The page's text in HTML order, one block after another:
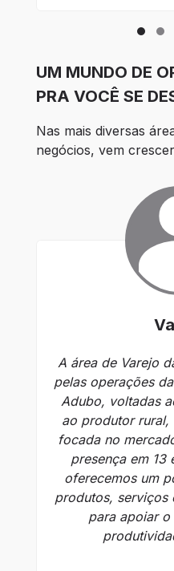
UM MUNDO DE
PRA VOCÊ SE
Nas mais diversas
negócios, vem
A área de Varejo
pelas operações
Adubo, voltadas
ao produtor rural,
focada no
presença em 13
oferecemos um
produtos, serviços
para apoiar